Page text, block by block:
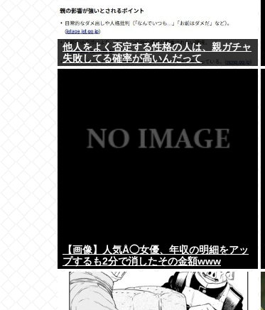
他人をよく否定する性格の人は、親ガチャ
失敗してる確率が高いんだって
【画像】人気Å◯女優、年収の明細をアッ
プするも2分で消したその金額www